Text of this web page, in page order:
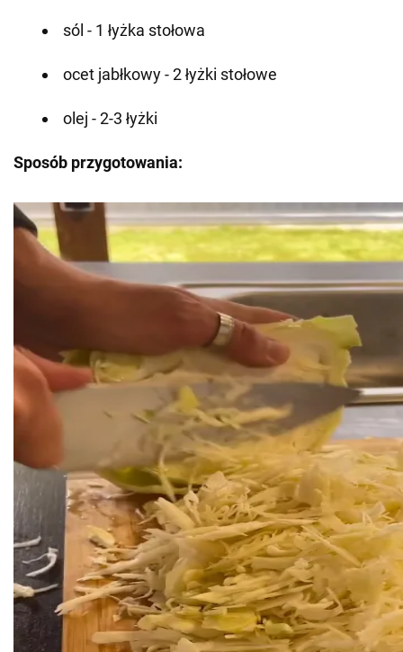
sól - 1 łyżka stołowa
ocet jabłkowy - 2 łyżki stołowe
olej - 2-3 łyżki
Sposób przygotowania: